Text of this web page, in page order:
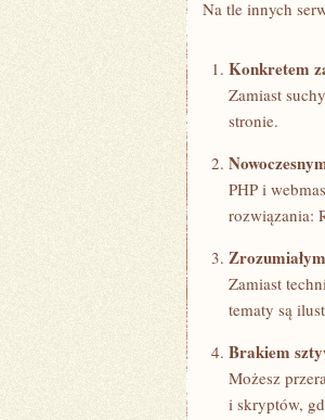
Na tle innych
Konkretem
Zamiast
stronie.
PHP i
rozwiązania:
Zamiast
tematy są
Brakiem
Możesz
i skryptów,